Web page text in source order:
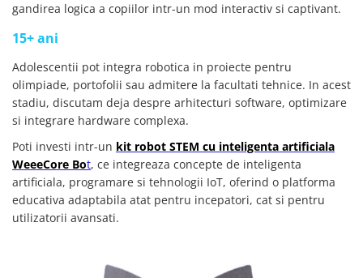
gandirea logica a copiilor intr-un mod interactiv si captivant.
15+ ani
Adolescentii pot integra robotica in proiecte pentru
olimpiade, portofolii sau admitere la facultati tehnice. In acest
stadiu, discutam deja despre arhitecturi software, optimizare
si integrare hardware complexa.
Poti investi intr-un kit robot STEM cu inteligenta artificiala
WeeeCore Bot, ce integreaza concepte de inteligenta
artificiala, programare si tehnologii IoT, oferind o platforma
educativa adaptabila atat pentru incepatori, cat si pentru
utilizatorii avansati.